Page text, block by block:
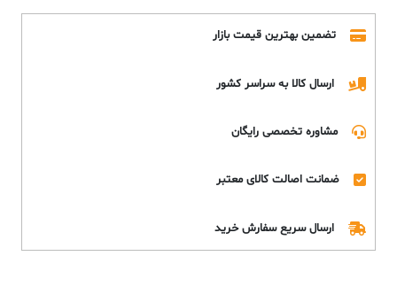
تضمین بهترین قیمت بازار
ارسال کالا به سراسر کشور
مشاوره تخصصی رایگان
ضمانت اصالت کالای معتبر
ارسال سریع سفارش خرید